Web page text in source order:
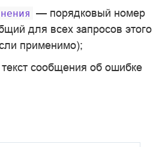
— порядковый номер
для всех запросов этого
применимо);
сообщения об ошибке